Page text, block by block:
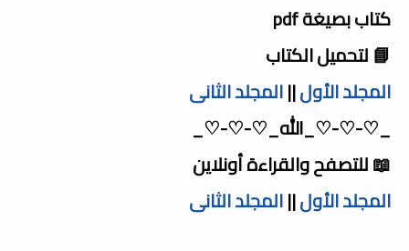
كتاب بصيغة pdf
📘 لتحميل الكتاب
المجلد الأول||المجلد الثانى
_♡-♡-♡_الله_♡-♡-♡_
📖 للتصفح والقراءة أونلاين
المجلد الأول||المجلد الثانى